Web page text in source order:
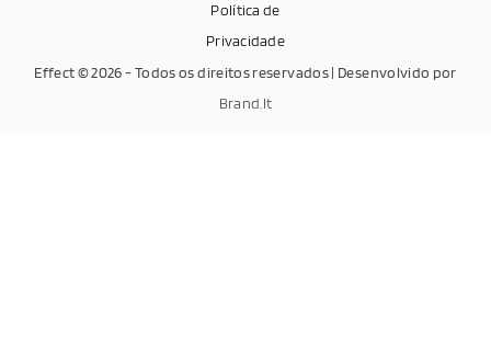
Effect © 2026 - Todos os direitos reservados | Desenvolvido por
Brand.It
Política de
Privacidade